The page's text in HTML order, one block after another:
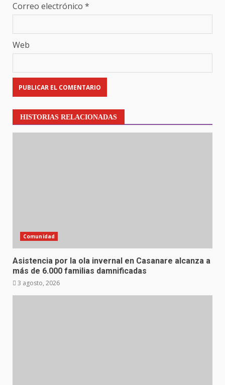
Correo electrónico *
Web
HISTORIAS RELACIONADAS
Comunidad
Asistencia por la ola invernal en Casanare alcanza a
más de 6.000 familias damnificadas
3 agosto, 2026